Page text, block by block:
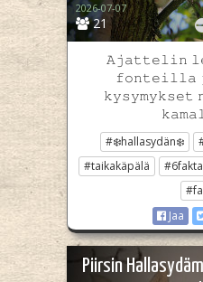
21
2026-07-07
𝙰𝚓𝚊𝚝𝚝𝚎𝚕𝚒𝚗
𝚏𝚘𝚗𝚝𝚎𝚒𝚕𝚕𝚊
𝚔𝚢𝚜𝚢𝚖𝚢𝚔𝚜𝚎𝚝
#❄️hallasydän❄️
#taikakäpälä
Jaa
Piirsin